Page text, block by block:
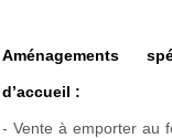
Aménagements
d’accueil :
- Vente à emporter au